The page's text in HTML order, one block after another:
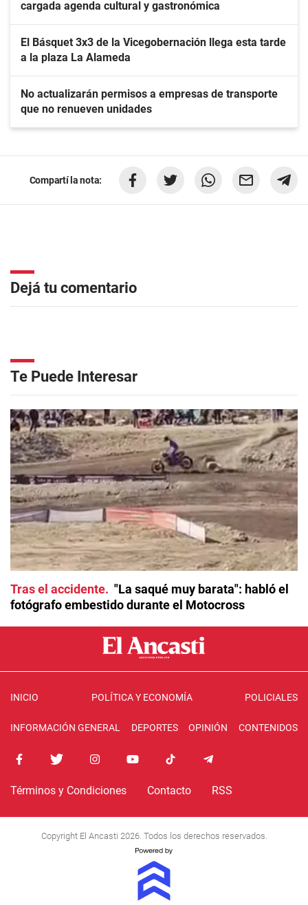
cargada agenda cultural y gastronómica
El Básquet 3x3 de la Vicegobernación llega esta tarde
a la plaza La Alameda
No actualizarán permisos a empresas de transporte
que no renueven unidades
Compartí la nota:
Dejá tu comentario
Te Puede Interesar
Tras el accidente
"La saqué muy barata": habló el
fotógrafo embestido durante el Motocross
INICIO POLÍTICA Y ECONOMÍA POLICIALES
INFORMACIÓN GENERAL DEPORTES OPINIÓN CONTENIDOS
Términos y Condiciones Contacto RSS
Copyright El Ancasti 2026. Todos los derechos reservados.